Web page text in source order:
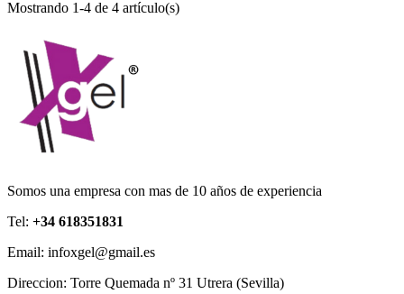
Mostrando 1-4 de 4 artículo(s)
Somos una empresa con mas de 10 años de experiencia
Tel: +34 618351831
Email: infoxgel@gmail.es
Direccion: Torre Quemada nº 31 Utrera (Sevilla)